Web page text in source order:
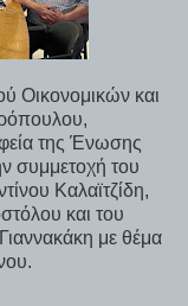
Οικονομικών και
της Ένωσης
συμμετοχή του
Καλαϊτζίδη,
και του
με θέμα